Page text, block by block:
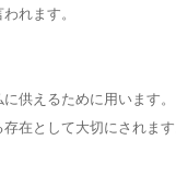
れます。
供えるために用います。
在として大切にされます